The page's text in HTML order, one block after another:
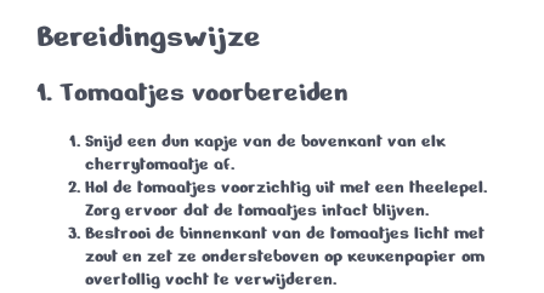
Bereidingswijze
1. Tomaatjes voorbereiden
Snijd een dun kapje van de bovenkant van elk
cherrytomaatje af.
Hol de tomaatjes voorzichtig uit met een theelepel.
Zorg ervoor dat de tomaatjes intact blijven.
Bestrooi de binnenkant van de tomaatjes licht met
zout en zet ze ondersteboven op keukenpapier om
overtollig vocht te verwijderen.